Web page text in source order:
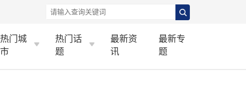
热门城
市
热门话
题
最新资
讯
最新专
题